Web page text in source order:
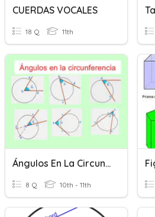
CUERDAS VOCALES
18 Q 11th
Ángulos En La Circunferencia
8 Q 10th - 11th